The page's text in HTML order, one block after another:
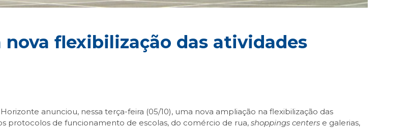
flexibilização das atividades
anunciou, nessa terça-feira (05/10), uma nova ampliação na flexibilização das
protocolos de funcionamento de escolas, do comércio de rua, shoppings centers e galerias,